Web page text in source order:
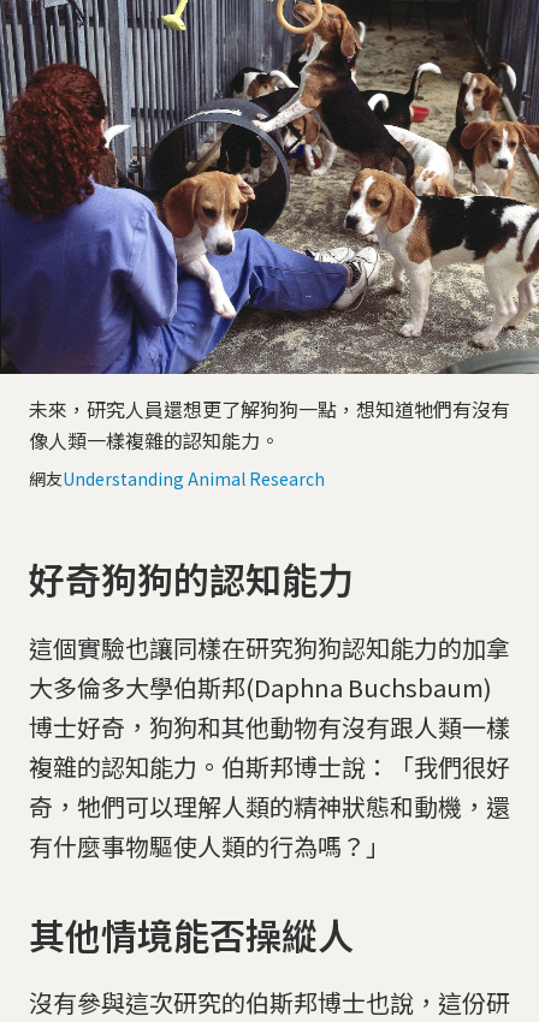
未來，研究人員還想更了解狗狗一點，想知道牠們有沒有
像人類一樣複雜的認知能力。
網友Understanding Animal Research
好奇狗狗的認知能力
這個實驗也讓同樣在研究狗狗認知能力的加拿
大多倫多大學伯斯邦(Daphna Buchsbaum)
博士好奇，狗狗和其他動物有沒有跟人類一樣
複雜的認知能力。伯斯邦博士說：「我們很好
奇，牠們可以理解人類的精神狀態和動機，還
有什麼事物驅使人類的行為嗎？」
其他情境能否操縱人
沒有參與這次研究的伯斯邦博士也說，這份研